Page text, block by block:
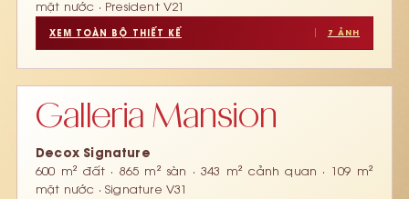
mặt nước · President V21
XEM TOÀN BỘ THIẾT KẾ 7 ẢNH
‹ ›
Galleria Mansion
Decox Signature
600 m² đất · 865 m² sàn · 343 m² cảnh quan · 109 m²
mặt nước · Signature V31